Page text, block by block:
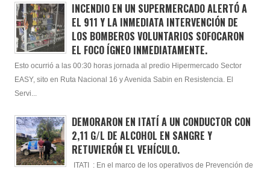
INCENDIO EN UN SUPERMERCADO ALERTÓ A
EL 911 Y LA INMEDIATA INTERVENCIÓN DE
LOS BOMBEROS VOLUNTARIOS SOFOCARON
EL FOCO ÍGNEO INMEDIATAMENTE.
Esto ocurrió a las 00:30 horas jornada al predio Hipermercado Sector
EASY, sito en Ruta Nacional 16 y Avenida Sabin en Resistencia. El
Servi...
DEMORARON EN ITATÍ A UN CONDUCTOR CON
2,11 G/L DE ALCOHOL EN SANGRE Y
RETUVIERÓN EL VEHÍCULO.
ITATI : En el marco de los operativos de Prevención de